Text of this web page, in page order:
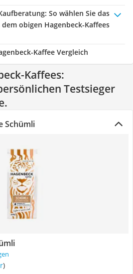
: So wählen Sie das
obigen Hagenbeck-Kaffees
Kaffee Vergleich
Kaffees:
Testsieger
Schümli
)